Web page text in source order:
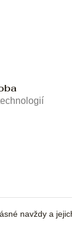
navždy a